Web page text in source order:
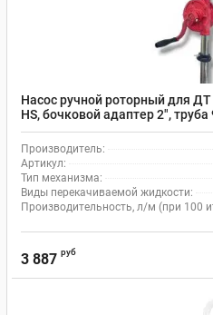
Насос ручной роторный для
HS, бочковой адаптер 2",
Производитель:
Артикул:
Тип механизма:
Виды перекачиваемой жидкости:
Производительность, л/м (при 100
3 887 руб